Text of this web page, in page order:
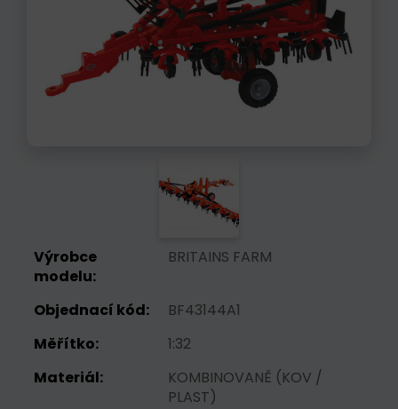
Výrobce
modelu:
BRITAINS FARM
Objednací kód:
BF43144A1
Měřítko:
1:32
Materiál:
KOMBINOVANĚ (KOV /
PLAST)